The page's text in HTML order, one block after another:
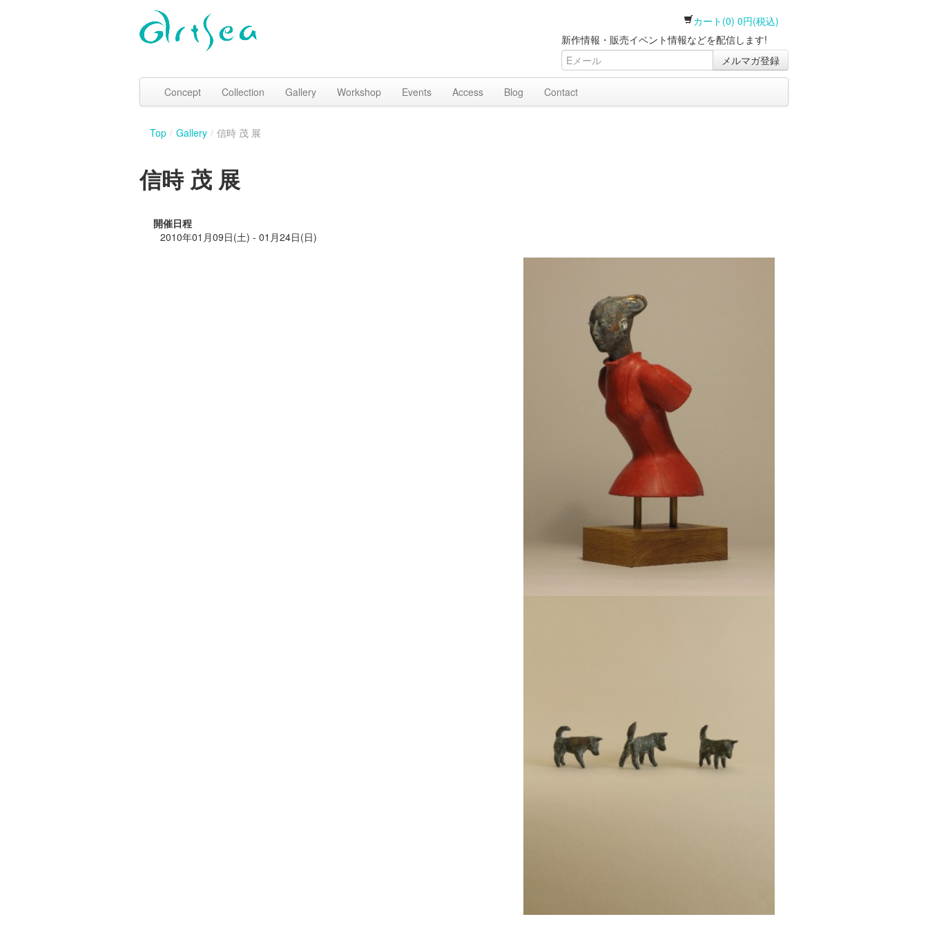
カート(0) 0円(税込)
新作情報・販売イベント情報などを配信します!
メルマガ登録
Concept Collection Gallery Workshop Events Access Blog Contact
Top / Gallery / 信時 茂 展
信時 茂 展
開催日程
2010年01月09日(土) - 01月24日(日)